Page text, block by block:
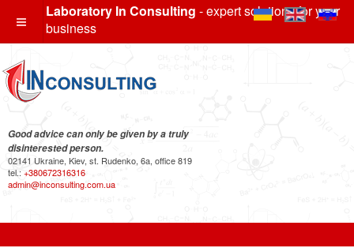
Laboratory In Consulting - expert solutions for your
business
Good advice can only be given by a truly
disinterested person.
02141 Ukraine, Kiev, st. Rudenko, 6a, office 819
tel.: +380672316316
admin@inconsulting.com.ua